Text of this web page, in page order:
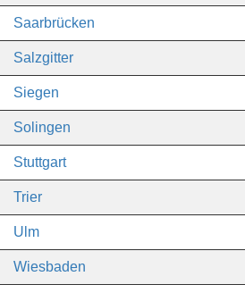
Saarbrücken
Salzgitter
Siegen
Solingen
Stuttgart
Trier
Ulm
Wiesbaden